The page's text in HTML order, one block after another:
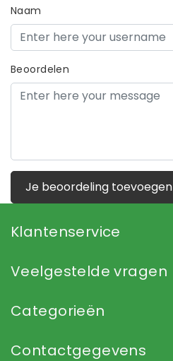
Naam
Beoordelen
Je beoordeling toevoegen
Klantenservice
Veelgestelde vragen
Categorieën
Contactgegevens